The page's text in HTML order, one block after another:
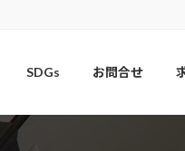
SDGs お問合せ